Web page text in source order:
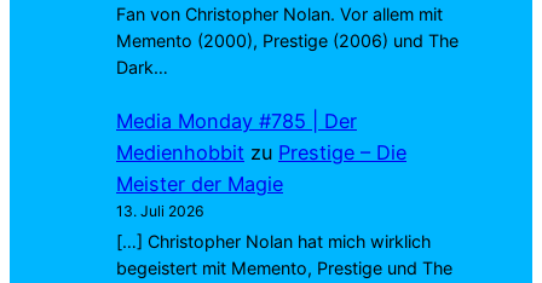
Fan von Christopher Nolan. Vor allem mit
Memento (2000), Prestige (2006) und The
Dark…
Media Monday #785 | Der
Medienhobbit zu Prestige – Die
Meister der Magie
13. Juli 2026
[…] Christopher Nolan hat mich wirklich
begeistert mit Memento, Prestige und The